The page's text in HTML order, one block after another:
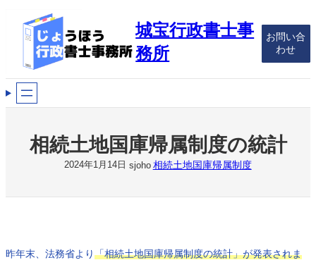
ッ
プ
城宝行政書士事
務所
お問い合
わせ
相続土地国庫帰属制度の統計
2024年1月14日 sjoho 相続土地国庫帰属制度
昨年末、法務省より「相続土地国庫帰属制度の統計」が発表されま